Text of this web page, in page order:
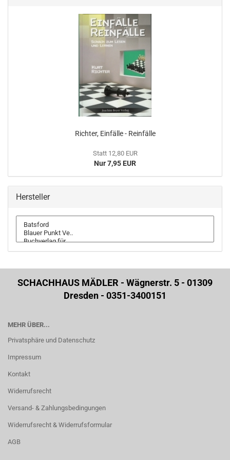
Richter, Einfälle - Reinfälle
Statt 12,80 EUR
Nur 7,95 EUR
Hersteller
SCHACHHAUS MÄDLER - Wägnerstr. 5 - 01309
Dresden - 0351-3400151
MEHR ÜBER...
Privatsphäre und Datenschutz
Impressum
Kontakt
Widerrufsrecht
Versand- & Zahlungsbedingungen
Widerrufsrecht & Widerrufsformular
AGB